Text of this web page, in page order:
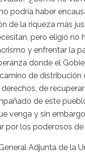
podría haber
de la riqueza más
pero eligió no
y enfrentar la
donde el
de distribución
de
de este
venga y sin
por los poderosos de
Adjunta de la